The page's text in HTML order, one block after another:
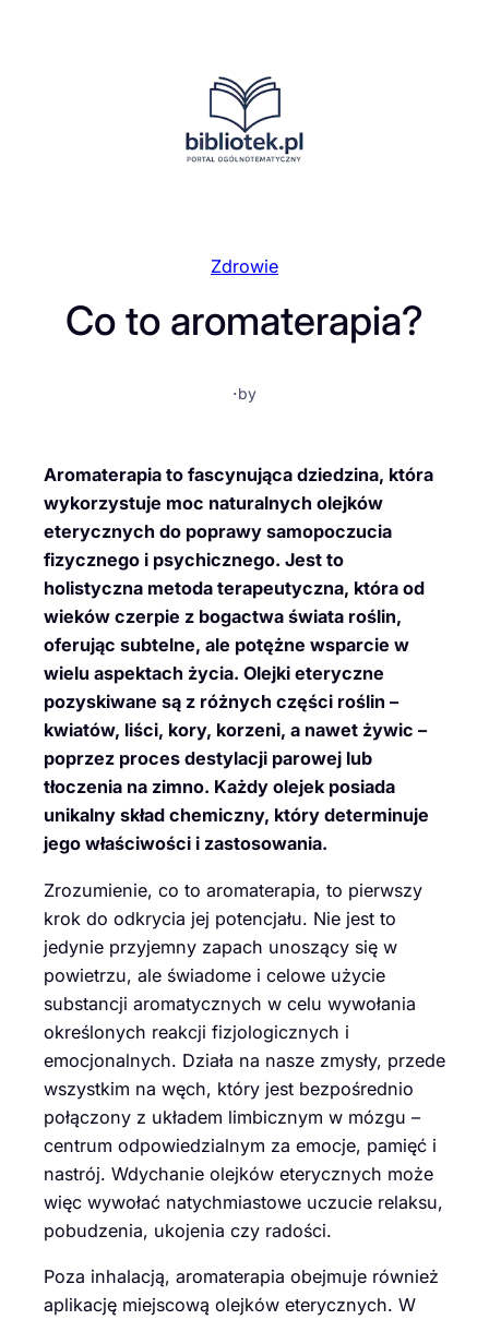
Zdrowie
Co to aromaterapia?
·by
Aromaterapia to fascynująca dziedzina, która
wykorzystuje moc naturalnych olejków
eterycznych do poprawy samopoczucia
fizycznego i psychicznego. Jest to
holistyczna metoda terapeutyczna, która od
wieków czerpie z bogactwa świata roślin,
oferując subtelne, ale potężne wsparcie w
wielu aspektach życia. Olejki eteryczne
pozyskiwane są z różnych części roślin –
kwiatów, liści, kory, korzeni, a nawet żywic –
poprzez proces destylacji parowej lub
tłoczenia na zimno. Każdy olejek posiada
unikalny skład chemiczny, który determinuje
jego właściwości i zastosowania.
Zrozumienie, co to aromaterapia, to pierwszy
krok do odkrycia jej potencjału. Nie jest to
jedynie przyjemny zapach unoszący się w
powietrzu, ale świadome i celowe użycie
substancji aromatycznych w celu wywołania
określonych reakcji fizjologicznych i
emocjonalnych. Działa na nasze zmysły, przede
wszystkim na węch, który jest bezpośrednio
połączony z układem limbicznym w mózgu –
centrum odpowiedzialnym za emocje, pamięć i
nastrój. Wdychanie olejków eterycznych może
więc wywołać natychmiastowe uczucie relaksu,
pobudzenia, ukojenia czy radości.
Poza inhalacją, aromaterapia obejmuje również
aplikację miejscową olejków eterycznych. W